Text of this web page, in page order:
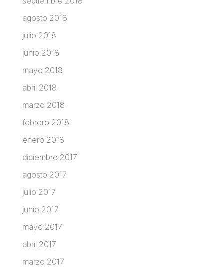
agosto 2018
julio 2018
junio 2018
mayo 2018
abril 2018
marzo 2018
febrero 2018
enero 2018
diciembre 2017
agosto 2017
julio 2017
junio 2017
mayo 2017
abril 2017
marzo 2017